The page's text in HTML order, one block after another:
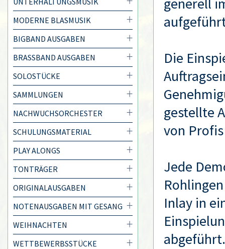
MODERNE BLASMUSIK
BIGBAND AUSGABEN
BRASSBAND AUSGABEN
SOLOSTÜCKE
SAMMLUNGEN
NACHWUCHSORCHESTER
SCHULUNGSMATERIAL
PLAY ALONGS
TONTRÄGER
ORIGINALAUSGABEN
NOTENAUSGABEN MIT GESANG
WEIHNACHTEN
WETTBEWERBSSTÜCKE
Die
gestellte
von
Jede
Inlay in
abgeführt.